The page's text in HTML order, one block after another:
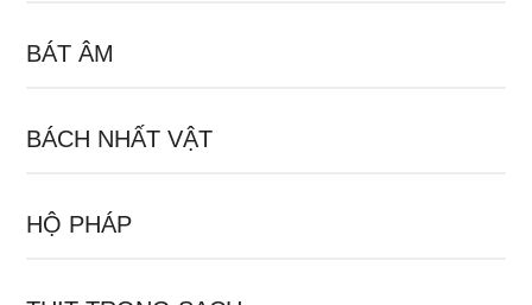
BÁT ÂM
BÁCH NHẤT VẬT
HỘ PHÁP